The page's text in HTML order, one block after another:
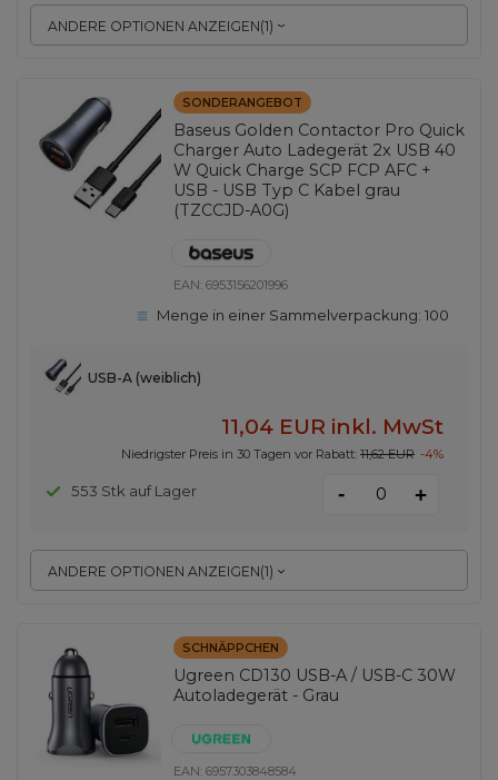
ANDERE OPTIONEN ANZEIGEN(1)
SONDERANGEBOT
Baseus Golden Contactor Pro Quick
Charger Auto Ladegerät 2x USB 40
W Quick Charge SCP FCP AFC +
USB - USB Typ C Kabel grau
(TZCCJD-A0G)
EAN:6953156201996
Menge in einer Sammelverpackung:100
ANDERE OPTIONEN ANZEIGEN(1)
USB-A (weiblich)
11,04 EUR inkl. MwSt
Niedrigster Preis in 30 Tagen vor Rabatt: 11,62 EUR -4%
553 Stk auf Lager - +
SCHNÄPPCHEN
Ugreen CD130 USB-A / USB-C 30W
Autoladegerät - Grau
EAN:6957303848584